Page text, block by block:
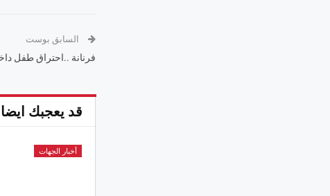
السابق بوست
فرنانة ..احتراق طفل
قد يعجبك ايضا
أخبار الجهات